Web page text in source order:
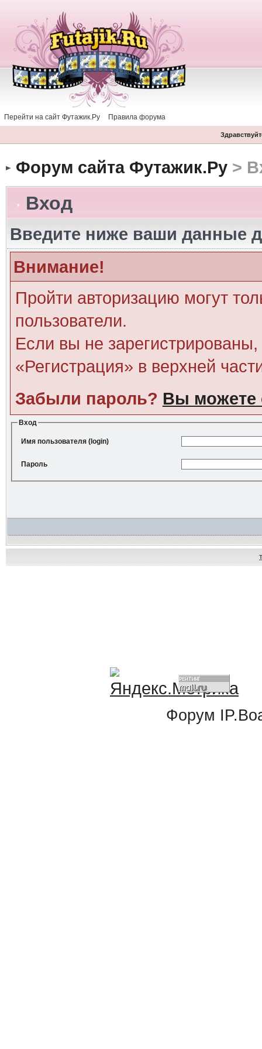
Перейти на сайт Футажик.Ру Правила форума
Форум сайта Футажик.Ру>
Вход
Введите ниже ваши данные
Внимание!
Пройти авторизацию могут
пользователи.
Если вы не
«Регистрация» в верхней
Забыли пароль? Вы можете
Вход
Имя пользователя (login)
Пароль
Форум